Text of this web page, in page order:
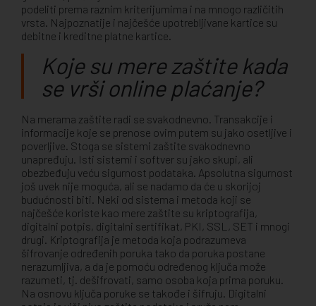
podeliti prema raznim kriterijumima i na mnogo različitih
vrsta. Najpoznatije i najčešće upotrebljivane kartice su
debitne i kreditne platne kartice.
Koje su mere zaštite kada
se vrši online plaćanje?
Na merama zaštite radi se svakodnevno. Transakcije i
informacije koje se prenose ovim putem su jako osetljive i
poverljive. Stoga se sistemi zaštite svakodnevno
unapređuju. Isti sistemi i softver su jako skupi, ali
obezbeđuju veću sigurnost podataka. Apsolutna sigurnost
još uvek nije moguća, ali se nadamo da će u skorijoj
budućnosti biti. Neki od sistema i metoda koji se
najčešće koriste kao mere zaštite su kriptografija,
digitalni potpis, digitalni sertifikat, PKI, SSL, SET i mnogi
drugi. Kriptografija je metoda koja podrazumeva
šifrovanje određenih poruka tako da poruka postane
nerazumljiva, a da je pomoću određenog ključa može
razumeti, tj. dešifrovati, samo osoba koja prima poruku.
Na osnovu ključa poruke se takođe i šifruju. Digitalni